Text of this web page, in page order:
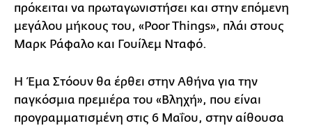
πρόκειται να πρωταγωνιστήσει και στην επόμενη
μεγάλου μήκους του, «Poor Things», πλάι στους
Μαρκ Ράφαλο και Γουίλεμ Νταφό.
Η Έμα Στόουν θα έρθει στην Αθήνα για την
παγκόσμια πρεμιέρα του «Βληχή», που είναι
προγραμματισμένη στις 6 Μαΐου, στην αίθουσα